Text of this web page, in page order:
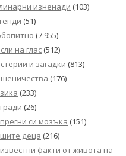
изненади (103)
(51)
(7 955)
на глас (512)
и загадки (813)
(176)
(233)
(26)
си мозъка (151)
деца (216)
факти от живота на